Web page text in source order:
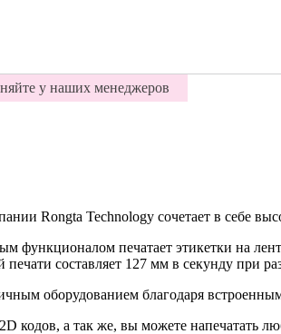
у наших менеджеров
Rongta Technology сочетает в себе
функционалом печатает этикетки на
составляет 127 мм в секунду при
оборудованием благодаря
кодов, а так же, вы можете напечатать